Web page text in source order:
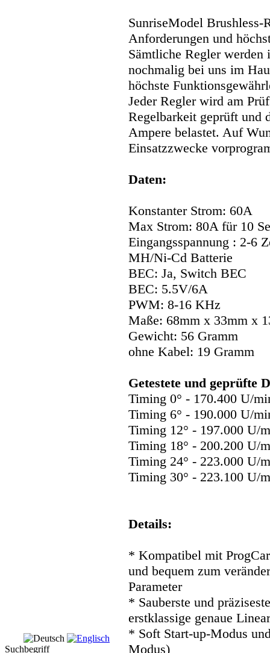
Suchbegriff
SunriseModel Brushless-
Anforderungen und
Sämtliche Regler
nochmalig bei uns im
höchste
Jeder Regler wird am
Regelbarkeit geprüft und
Ampere belastet. Auf
Einsatzzwecke
Daten:
Konstanter Strom: 60A
Max Strom: 80A für 10
Eingangsspannung : 2-6
MH/Ni-Cd Batterie
BEC: Ja, Switch BEC
BEC: 5.5V/6A
PWM: 8-16 KHz
Maße: 68mm x 33mm x
Gewicht: 56 Gramm
ohne Kabel: 19 Gramm
Getestete und geprüfte
Timing 0° - 170.400 U/
Timing 6° - 190.000 U/
Timing 12° - 197.000 U/
Timing 18° - 200.200 U/
Timing 24° - 223.000 U/
Timing 30° - 223.100 U/
Details:
* Kompatibel mit
und bequem zum
Parameter
* Sauberste und
erstklassige genaue
* Soft Start-up-Modus
Modus)